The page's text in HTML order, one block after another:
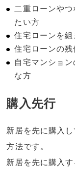
二重ローンや
たい方
住宅ローンを
住宅ローンの
自宅マンショ
な方
購入先行
新居を先に購入
方法です。
新居を先に購入